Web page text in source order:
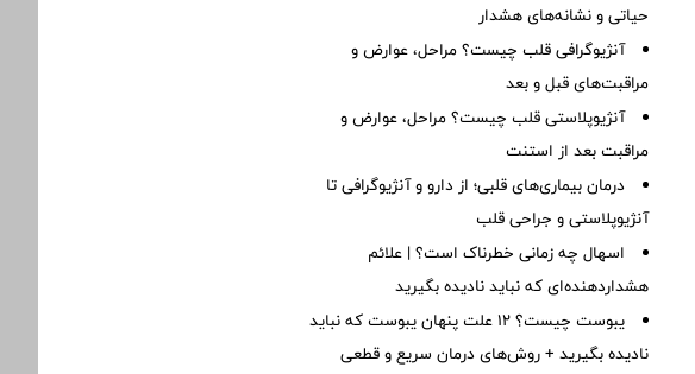
حیاتی و نشانه‌های هشدار
آنژیوگرافی قلب چیست؟ مراحل، عوارض و
مراقبت‌های قبل و بعد
آنژیوپلاستی قلب چیست؟ مراحل، عوارض و
مراقبت بعد از استنت
درمان بیماری‌های قلبی؛ از دارو و آنژیوگرافی تا
آنژیوپلاستی و جراحی قلب
اسهال چه زمانی خطرناک است؟ | علائم
هشداردهنده‌ای که نباید نادیده بگیرید
یبوست چیست؟ ۱۲ علت پنهان یبوست که نباید
نادیده بگیرید + روش‌های درمان سریع و قطعی